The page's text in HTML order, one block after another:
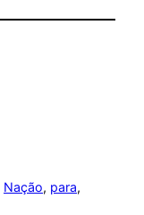
Nação, para